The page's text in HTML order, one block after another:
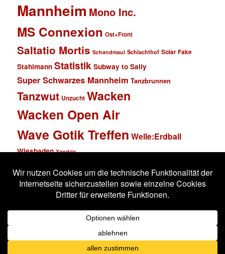
Mannheim Mono Inc.
MS Connexion Ost+Front
Saltatio Mortis Schandmaul Schlachthof Solar Fake
Stahlmann Statistik Subway to Sally
Super Schwarzes Mannheim Tanzbrunnen
Tanzwut Unzucht Wacken
Wacken Open Air
Wave Gotik Treffen Welle:Erdball
Wiesbaden Xandria
Impressum
Stolz präsentiert von WordPress